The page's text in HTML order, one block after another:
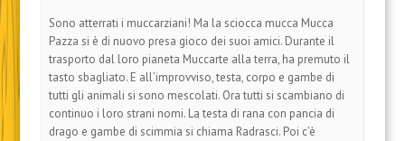
Sono atterrati i muccarziani! Ma la sciocca mucca Mucca
Pazza si è di nuovo presa gioco dei suoi amici. Durante il
trasporto dal loro pianeta Muccarte alla terra, ha premuto il
tasto sbagliato. E all’improvviso, testa, corpo e gambe di
tutti gli animali si sono mescolati. Ora tutti si scambiano di
continuo i loro strani nomi. La testa di rana con pancia di
drago e gambe di scimmia si chiama Radrasci. Poi c’è